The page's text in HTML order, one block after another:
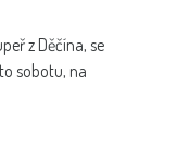
z Děčína, se
sobotu, na